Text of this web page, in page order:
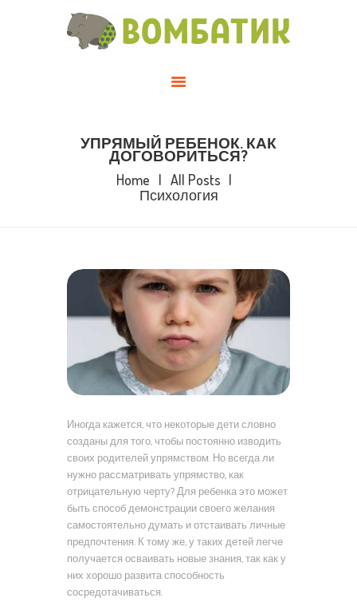
УПРЯМЫЙ РЕБЕНОК. КАК
ДОГОВОРИТЬСЯ?
Home
All Posts
Психология
О НАС
СТАТЬИ
КОНТАКТЫ
Иногда кажется, что некоторые дети словно
созданы для того, чтобы постоянно изводить
своих родителей упрямством. Но всегда ли
нужно рассматривать упрямство, как
отрицательную черту? Для ребенка это может
быть способ демонстрации своего желания
самостоятельно думать и отстаивать личные
предпочтения. К тому же, у таких детей легче
получается осваивать новые знания, так как у
них хорошо развита способность
сосредотачиваться.